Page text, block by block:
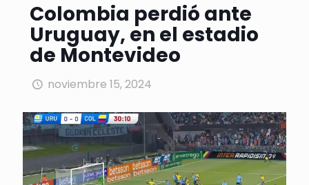
Colombia perdió ante
Uruguay, en el estadio
de Montevideo
noviembre 15, 2024